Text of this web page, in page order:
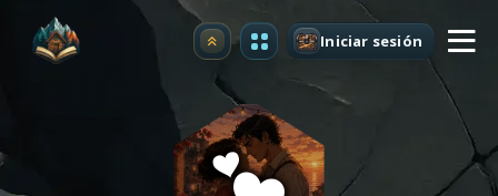
Mejorar Iniciar sesión